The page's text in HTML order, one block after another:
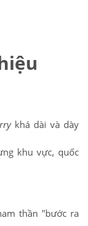
khá dài và dày
khu vực, quốc
thần "bước ra